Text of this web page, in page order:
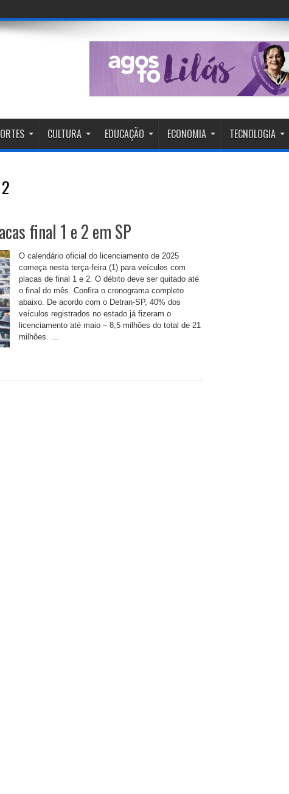
CULTURA EDUCAÇÃO ECONOMIA TECNOLOGIA
final 1 e 2 em SP
O calendário oficial do licenciamento de 2025
começa nesta terça-feira (1) para veículos com
placas de final 1 e 2. O débito deve ser quitado até
o final do mês. Confira o cronograma completo
abaixo. De acordo com o Detran-SP, 40% dos
veículos registrados no estado já fizeram o
licenciamento até maio – 8,5 milhões do total de 21
milhões. ...